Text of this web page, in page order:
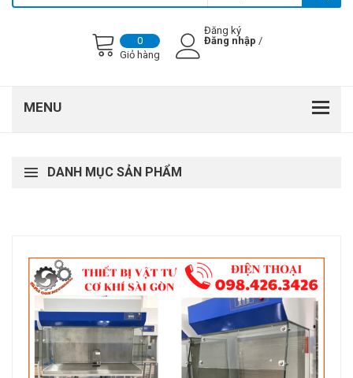
0
Giỏ hàng
Đăng ký
Đăng nhập /
DANH MỤC SẢN PHẨM